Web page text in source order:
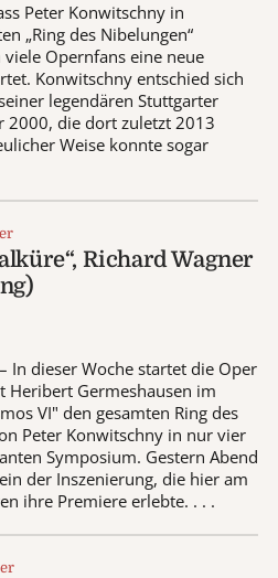
Peter Konwitschny in
„Ring des Nibelungen“
Opernfans eine neue
Konwitschny entschied sich
legendären Stuttgarter
2000, die dort zuletzt 2013
Weise konnte sogar
Richard Wagner
In dieser Woche startet die Oper
Germeshausen im
VI" den gesamten Ring des
Peter Konwitschny in nur vier
Symposium. Gestern Abend
der Inszenierung, die hier am
ihre Premiere erlebte. . . .